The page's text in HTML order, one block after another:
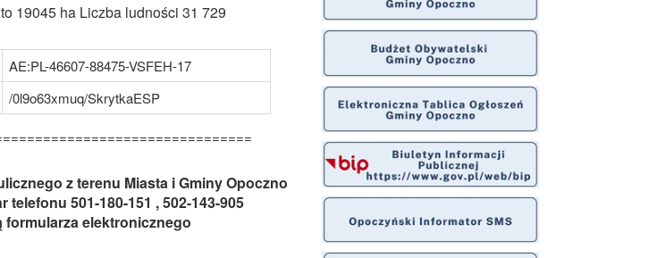
19045 ha Liczba ludności 31 729
AE:PL-46607-88475-VSFEH-17
/0l9o63xmuq/SkrytkaESP
z terenu Miasta i Gminy Opoczno
telefonu 501-180-151 , 502-143-905
formularza elektronicznego